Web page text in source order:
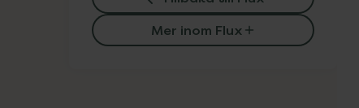
Mer inom Flux